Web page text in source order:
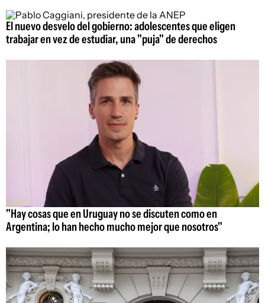
El nuevo desvelo del gobierno: adolescentes que eligen
trabajar en vez de estudiar, una "puja" de derechos
"Hay cosas que en Uruguay no se discuten como en
Argentina; lo han hecho mucho mejor que nosotros"